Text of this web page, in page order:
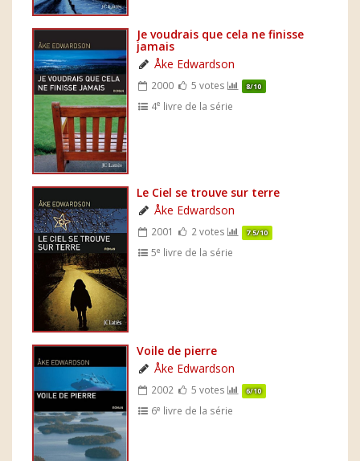
Je voudrais que cela ne finisse
jamais
Åke Edwardson
2000 5 votes 8/10
4e livre de la série
Le Ciel se trouve sur terre
Åke Edwardson
2001 2 votes 7.5/10
5e livre de la série
Voile de pierre
Åke Edwardson
2002 5 votes 6/10
6e livre de la série